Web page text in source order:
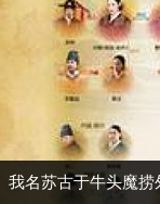
我名苏古于牛头魔捞